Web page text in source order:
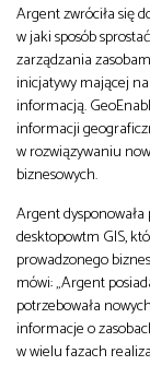
Argent zwróciła się
w jaki sposób
zarządzania
inicjatywy mającej
informacją.
informacji
w rozwiązywaniu
biznesowych.
Argent
desktopowtm GIS,
prowadzonego
mówi: „Argent
potrzebowała
informacje o
w wielu fazach